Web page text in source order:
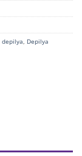
depilya, Depilya